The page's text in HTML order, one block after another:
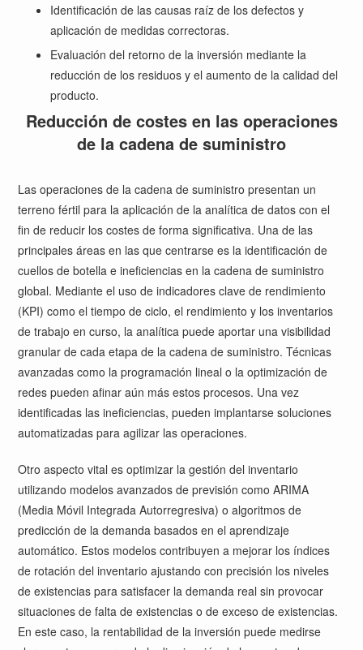
Identificación de las causas raíz de los defectos y
aplicación de medidas correctoras.
Evaluación del retorno de la inversión mediante la
reducción de los residuos y el aumento de la calidad del
producto.
Reducción de costes en las operaciones
de la cadena de suministro
Las operaciones de la cadena de suministro presentan un
terreno fértil para la aplicación de la analítica de datos con el
fin de reducir los costes de forma significativa. Una de las
principales áreas en las que centrarse es la identificación de
cuellos de botella e ineficiencias en la cadena de suministro
global. Mediante el uso de indicadores clave de rendimiento
(KPI) como el tiempo de ciclo, el rendimiento y los inventarios
de trabajo en curso, la analítica puede aportar una visibilidad
granular de cada etapa de la cadena de suministro. Técnicas
avanzadas como la programación lineal o la optimización de
redes pueden afinar aún más estos procesos. Una vez
identificadas las ineficiencias, pueden implantarse soluciones
automatizadas para agilizar las operaciones.
Otro aspecto vital es optimizar la gestión del inventario
utilizando modelos avanzados de previsión como ARIMA
(Media Móvil Integrada Autorregresiva) o algoritmos de
predicción de la demanda basados en el aprendizaje
automático. Estos modelos contribuyen a mejorar los índices
de rotación del inventario ajustando con precisión los niveles
de existencias para satisfacer la demanda real sin provocar
situaciones de falta de existencias o de exceso de existencias.
En este caso, la rentabilidad de la inversión puede medirse